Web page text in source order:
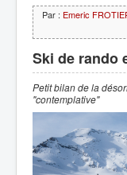
Par : Emeric
Ski de rando
Petit bilan de la
"contemplative"